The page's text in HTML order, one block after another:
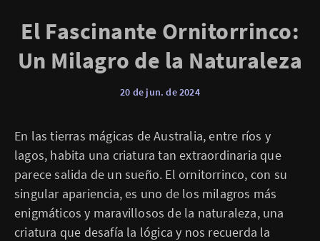
El Fascinante Ornitorrinco:
Un Milagro de la Naturaleza
20 de jun. de 2024
En las tierras mágicas de Australia, entre ríos y
lagos, habita una criatura tan extraordinaria que
parece salida de un sueño. El ornitorrinco, con su
singular apariencia, es uno de los milagros más
enigmáticos y maravillosos de la naturaleza, una
criatura que desafía la lógica y nos recuerda la